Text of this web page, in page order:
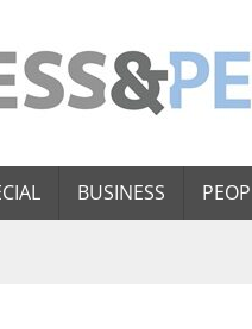
BUSINESS